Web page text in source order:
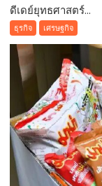
ดีเดย์ยุทธศาสตร์...
ธุรกิจ เศรษฐกิจ